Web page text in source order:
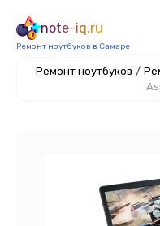
note-iq.ru
Ремонт ноутбуков в Самаре
Ремонт ноутбуков /